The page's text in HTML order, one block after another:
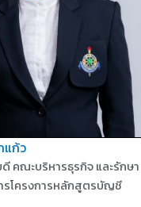
แก้ว
คณะบริหารธุรกิจ และรักษา
รโครงการหลักสูตรบัญชี